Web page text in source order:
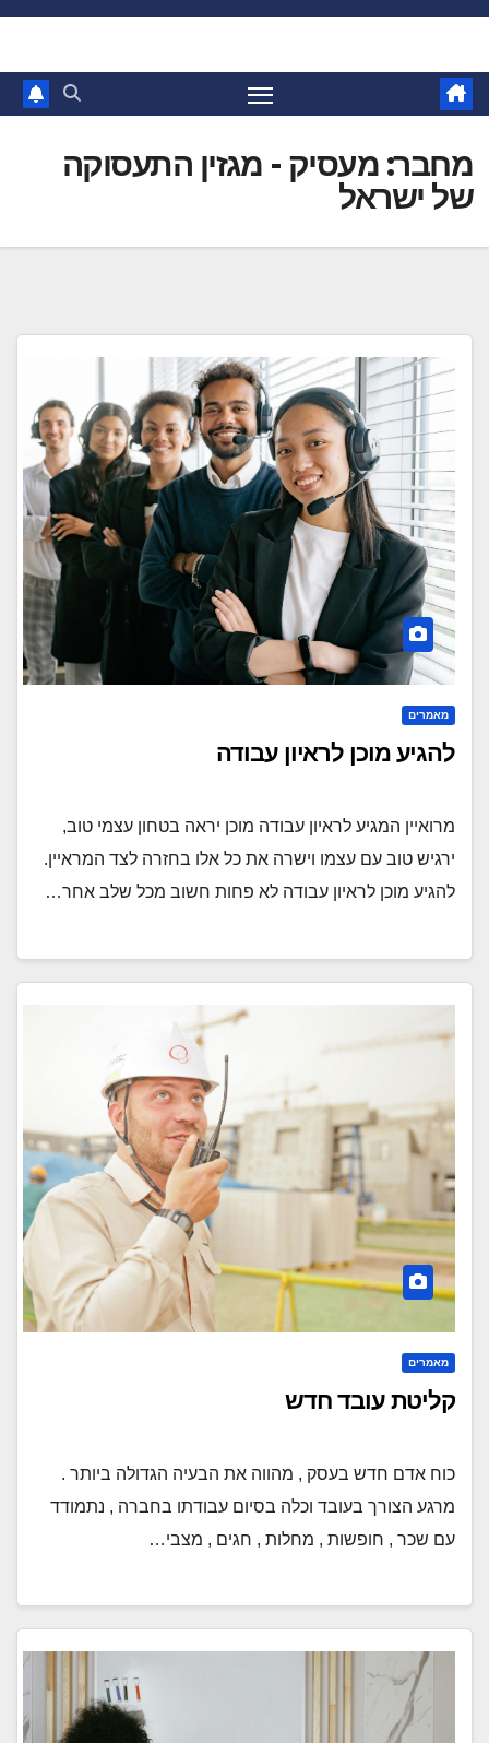
Skip
content
מחבר: מעסיק - מגזין התעסוקה
של ישראל
מאמרים
להגיע מוכן לראיון עבודה
מרואיין המגיע לראיון עבודה מוכן יראה בטחון עצמי טוב,
ירגיש טוב עם עצמו וישרה את כל אלו בחזרה לצד המראיין.
להגיע מוכן לראיון עבודה לא פחות חשוב מכל שלב אחר…
מאמרים
קליטת עובד חדש
כוח אדם חדש בעסק , מהווה את הבעיה הגדולה ביותר .
מרגע הצורך בעובד וכלה בסיום עבודתו בחברה , נתמודד
עם שכר , חופשות , מחלות , חגים , מצבי…